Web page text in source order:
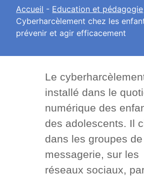
Accueil - Education et pédagogie
Cyberharcèlement chez les
prévenir et agir efficacement
Le
installé dans le
numérique des
des adolescents. Il
dans les groupes de
messagerie, sur les
réseaux sociaux,